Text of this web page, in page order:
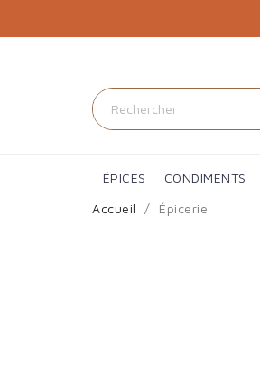
ÉPICES CONDIMENTS
Accueil
Épicerie